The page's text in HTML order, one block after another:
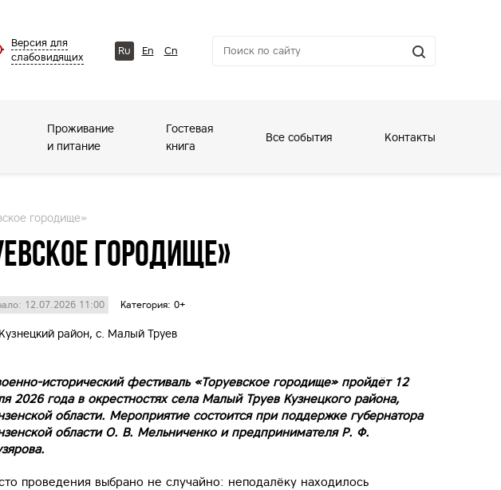
Версия для
слабовидящих
Ru En Cn
Проживание
и питание
Гостевая
книга
Все события Контакты
городище»
городище»
12.07.2026 11:00 Категория: 0+
Кузнецкий район, с. Малый Труев
исторический фестиваль «Торуевское городище» пройдёт 12
2026 года в окрестностях села Малый Труев Кузнецкого района,
области. Мероприятие состоится при поддержке губернатора
области О. В. Мельниченко и предпринимателя Р. Ф.
проведения выбрано не случайно: неподалёку находилось